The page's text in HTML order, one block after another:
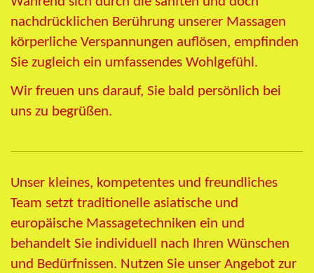
nachdrücklichen Berührung unserer Massagen
körperliche Verspannungen auflösen, empfinden
Sie zugleich ein umfassendes Wohlgefühl.
Wir freuen uns darauf, Sie bald persönlich bei
uns zu begrüßen.
Unser kleines, kompetentes und freundliches
Team setzt traditionelle asiatische und
europäische Massagetechniken ein und
behandelt Sie individuell nach Ihren Wünschen
und Bedürfnissen. Nutzen Sie unser Angebot zur